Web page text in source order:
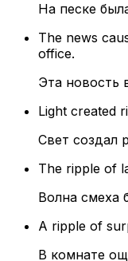
На песке
The news
office.
Эта новость
Light created
Свет создал
The ripple of
Волна смеха
A ripple of
В комнате